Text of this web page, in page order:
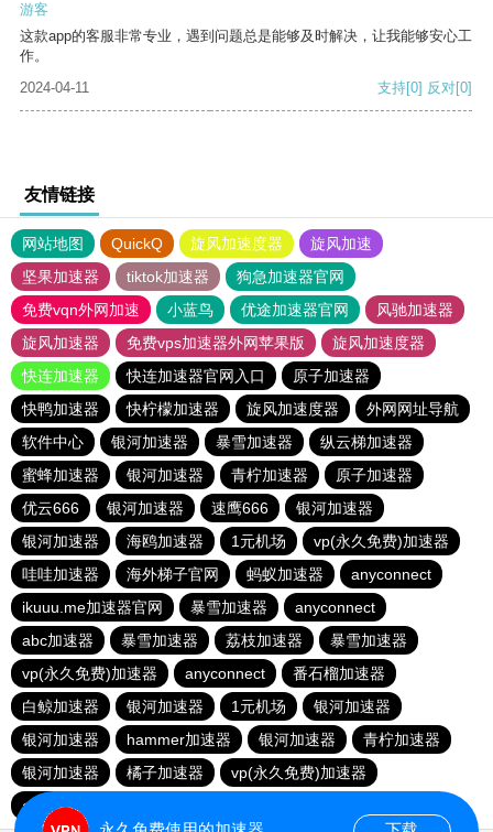
游客
这款app的客服非常专业，遇到问题总是能够及时解决，让我能够安心工
作。
2024-04-11
支持[0] 反对[0]
友情链接
网站地图 QuickQ 旋风加速度器
旋风加速
坚果加速器
tiktok加速器
狗急加速器官网
免费vqn外网加速
小蓝鸟 优途加速器官网
风驰加速器
旋风加速器
免费vps加速器外网苹果版
旋风加速度器
快连加速器
快连加速器官网入口
原子加速器
快鸭加速器
快柠檬加速器 旋风加速度器
外网网址导航
软件中心
银河加速器 暴雪加速器
纵云梯加速器
蜜蜂加速器
银河加速器 青柠加速器
原子加速器
优云666
银河加速器 速鹰666
银河加速器
银河加速器
海鸥加速器 1元机场
vp(永久免费)加速器
哇哇加速器
海外梯子官网 蚂蚁加速器
anyconnect
ikuuu.me加速器官网
暴雪加速器
anyconnect
abc加速器
暴雪加速器 荔枝加速器
暴雪加速器
vp(永久免费)加速器
anyconnect
番石榴加速器
白鲸加速器
银河加速器 1元机场
银河加速器
银河加速器
hammer加速器 银河加速器
青柠加速器
银河加速器
橘子加速器
vp(永久免费)加速器
anyconnect